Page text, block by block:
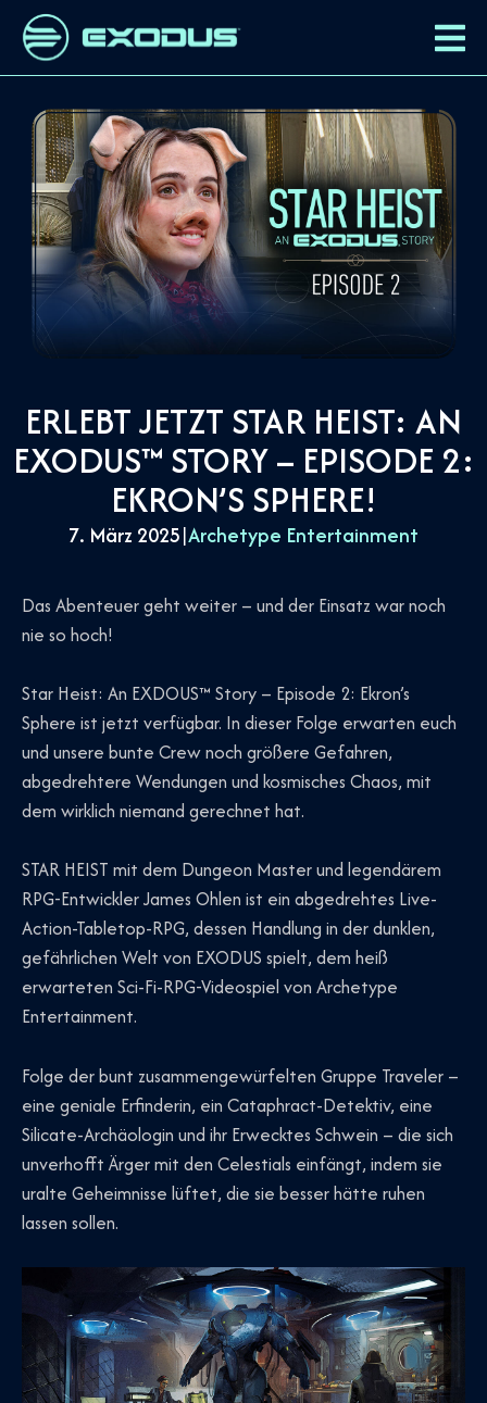
ERLEBT JETZT STAR HEIST: AN
EXODUS™ STORY – EPISODE 2:
EKRON’S SPHERE!
7. März 2025|Archetype Entertainment
Das Abenteuer geht weiter – und der Einsatz war noch
nie so hoch!
Star Heist: An EXDOUS™ Story – Episode 2: Ekron’s
Sphere ist jetzt verfügbar. In dieser Folge erwarten euch
und unsere bunte Crew noch größere Gefahren,
abgedrehtere Wendungen und kosmisches Chaos, mit
dem wirklich niemand gerechnet hat.
STAR HEIST mit dem Dungeon Master und legendärem
RPG-Entwickler James Ohlen ist ein abgedrehtes Live-
Action-Tabletop-RPG, dessen Handlung in der dunklen,
gefährlichen Welt von EXODUS spielt, dem heiß
erwarteten Sci-Fi-RPG-Videospiel von Archetype
Entertainment.
Folge der bunt zusammengewürfelten Gruppe Traveler –
eine geniale Erfinderin, ein Cataphract-Detektiv, eine
Silicate-Archäologin und ihr Erwecktes Schwein – die sich
unverhofft Ärger mit den Celestials einfängt, indem sie
uralte Geheimnisse lüftet, die sie besser hätte ruhen
lassen sollen.